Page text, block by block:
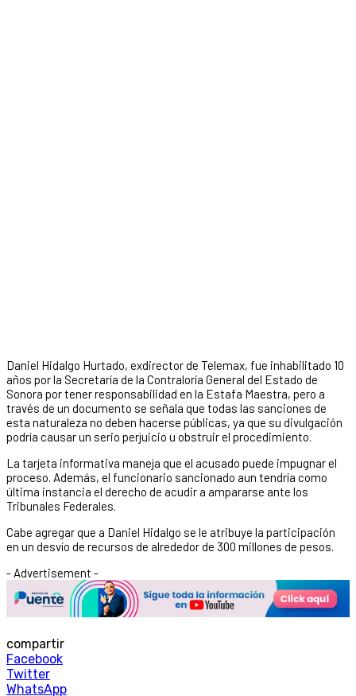
Daniel Hidalgo Hurtado, exdirector de Telemax, fue inhabilitado 10
años por la Secretaría de la Contraloría General del Estado de
Sonora por tener responsabilidad en la Estafa Maestra, pero a
través de un documento se señala que todas las sanciones de
esta naturaleza no deben hacerse públicas, ya que su divulgación
podría causar un serio perjuicio u obstruir el procedimiento.
La tarjeta informativa maneja que el acusado puede impugnar el
proceso. Además, el funcionario sancionado aun tendría como
última instancia el derecho de acudir a ampararse ante los
Tribunales Federales.
Cabe agregar que a Daniel Hidalgo se le atribuye la participación
en un desvío de recursos de alrededor de 300 millones de pesos.
- Advertisement -
compartir
Facebook
Twitter
WhatsApp